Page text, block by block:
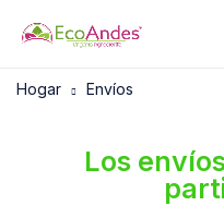
Hogar Envíos
Los